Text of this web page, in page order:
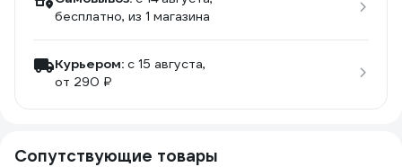
бесплатно, из 1 магазина
Курьером: c 15 августа,
от 290 ₽
Сопутствующие товары